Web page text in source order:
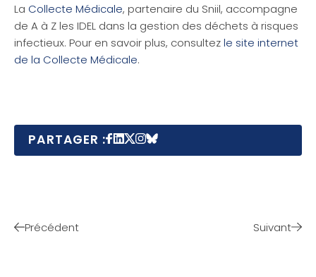
La Collecte Médicale, partenaire du Sniil, accompagne
de A à Z les IDEL dans la gestion des déchets à risques
infectieux. Pour en savoir plus, consultezle site internet
de la Collecte Médicale.
PARTAGER :
Précédent Suivant